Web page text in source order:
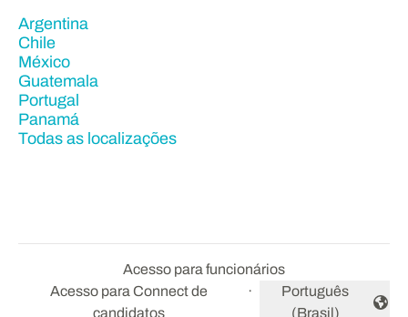
Argentina
Chile
México
Guatemala
Portugal
Panamá
Todas as localizações
Acesso para funcionários
Acesso para Connect de
candidatos
·
Alterar idioma
Português
(Brasil)